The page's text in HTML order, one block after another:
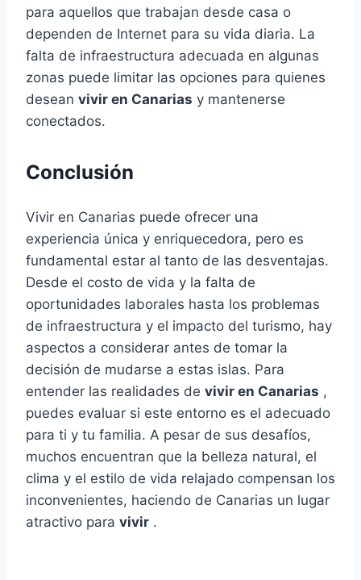
para aquellos que trabajan desde casa o
dependen de Internet para su vida diaria. La
falta de infraestructura adecuada en algunas
zonas puede limitar las opciones para quienes
desean vivir en Canarias y mantenerse
conectados.
Conclusión
Vivir en Canarias puede ofrecer una
experiencia única y enriquecedora, pero es
fundamental estar al tanto de las desventajas.
Desde el costo de vida y la falta de
oportunidades laborales hasta los problemas
de infraestructura y el impacto del turismo, hay
aspectos a considerar antes de tomar la
decisión de mudarse a estas islas. Para
entender las realidades de vivir en Canarias ,
puedes evaluar si este entorno es el adecuado
para ti y tu familia. A pesar de sus desafíos,
muchos encuentran que la belleza natural, el
clima y el estilo de vida relajado compensan los
inconvenientes, haciendo de Canarias un lugar
atractivo para vivir .